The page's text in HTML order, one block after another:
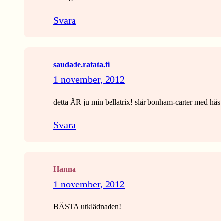
Svara
saudade.ratata.fi
1 november, 2012
detta ÄR ju min bellatrix! slår bonham-carter med
Svara
Hanna
1 november, 2012
BÄSTA utklädnaden!